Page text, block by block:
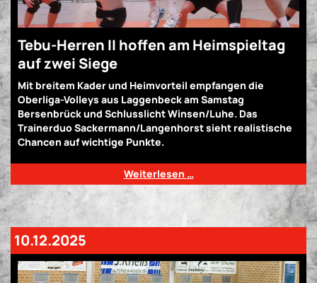
Tebu-Herren II hoffen am Heimspieltag
auf zwei Siege
Mit breitem Kader und Heimvorteil empfangen die
Oberliga-Volleys aus Laggenbeck am Samstag
Bersenbrück und Schlusslicht Winsen/Luhe. Das
Trainerduo Sackermann/Langenhorst sieht realistische
Chancen auf wichtige Punkte.
Weiterlesen …
10.12.2025